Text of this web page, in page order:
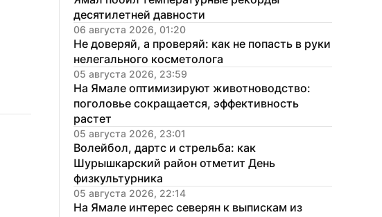
десятилетней давности
06 августа 2026, 01:20
Не доверяй, а проверяй: как не попасть в руки
нелегального косметолога
05 августа 2026, 23:59
На Ямале оптимизируют животноводство:
поголовье сокращается, эффективность
растет
05 августа 2026, 23:01
Волейбол, дартс и стрельба: как
Шурышкарский район отметит День
физкультурника
05 августа 2026, 22:14
На Ямале интерес северян к выпискам из